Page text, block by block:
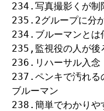
234.写真撮影くが制
235.2グループに分
234.ブルーマンとは
235,監視役の人が後
236.リハーサル入念
237.ペンキで汚れる
ブルーマン
238.簡単でわかりや